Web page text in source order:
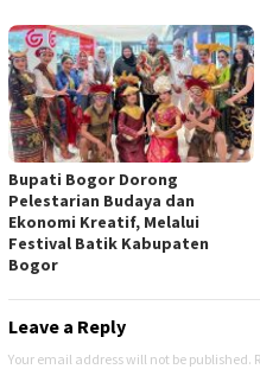
Bupati Bogor Dorong
Pelestarian Budaya dan
Ekonomi Kreatif, Melalui
Festival Batik Kabupaten
Bogor
Leave a Reply
Your email address will not be published.